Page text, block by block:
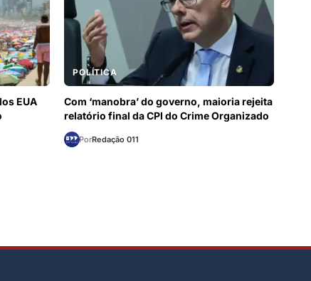
EUA
POLÍTICA
Com ‘manobra’ do governo, maioria rejeita
relatório final da CPI do Crime Organizado
PorRedação 011